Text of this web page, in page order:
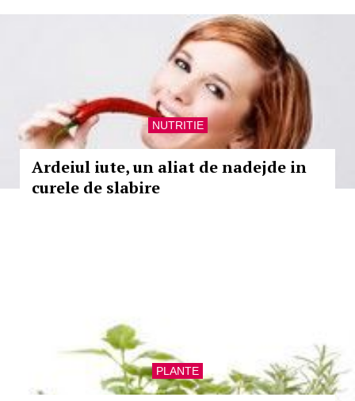
NUTRITIE
Ardeiul iute, un aliat de nadejde in
curele de slabire
PLANTE